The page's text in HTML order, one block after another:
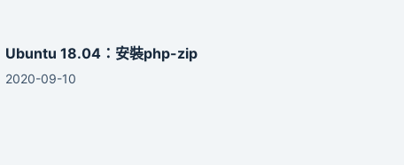
Ubuntu 18.04：安裝php-zip
2020-09-10